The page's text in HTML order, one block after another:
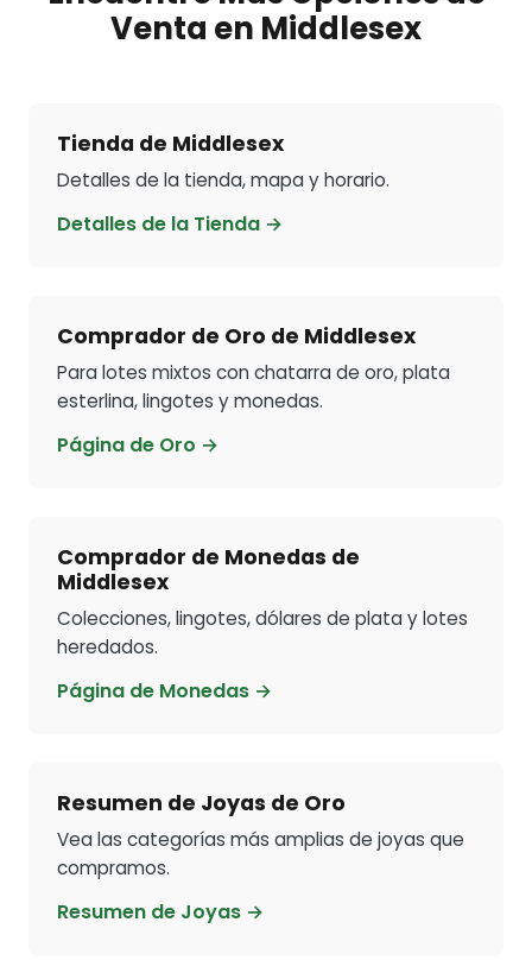
Venta en Middlesex
Tienda de Middlesex
Detalles de la tienda, mapa y horario.
Detalles de la Tienda →
Comprador de Oro de Middlesex
Para lotes mixtos con chatarra de oro, plata
esterlina, lingotes y monedas.
Página de Oro →
Comprador de Monedas de
Middlesex
Colecciones, lingotes, dólares de plata y lotes
heredados.
Página de Monedas →
Resumen de Joyas de Oro
Vea las categorías más amplias de joyas que
compramos.
Resumen de Joyas →